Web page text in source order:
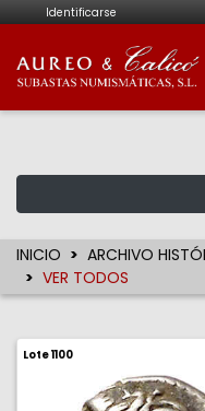
Identificarse
Aureo
INICIO ARCHIVO
VER TODOS
Lote 1100